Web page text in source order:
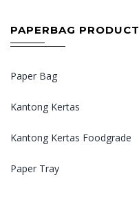
PAPERBAG PRODUCT
Paper Bag
Kantong Kertas
Kantong Kertas Foodgrade
Paper Tray